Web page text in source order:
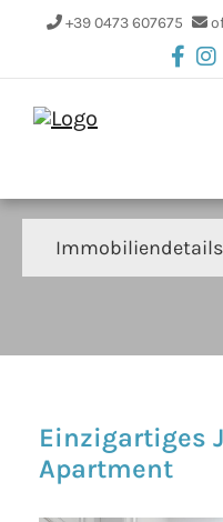
+39 0473 607675
Immobiliendetails
Einzigartiges
Apartment